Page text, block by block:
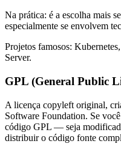
Na prática: é a escolha mais
especialmente se envolvem
Projetos famosos:
Server.
GPL (General Public
A licença copyleft original,
Software Foundation. Se
código GPL — seja
distribuir o código fonte